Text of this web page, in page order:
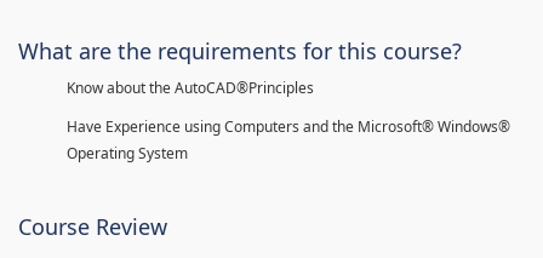
What are the requirements for this course?
Know about the AutoCAD®Principles
Have Experience using Computers and the Microsoft® Windows®
Operating System
Course Review